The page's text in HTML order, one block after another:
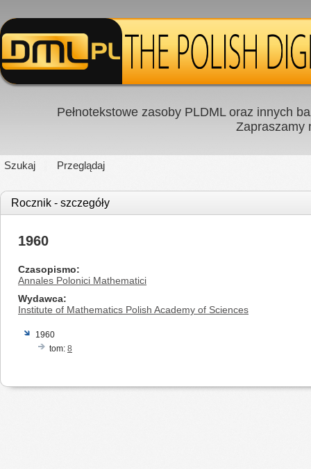
Pełnotekstowe zasoby PLDML oraz innych
Zapraszamy
Szukaj Przeglądaj
Rocznik - szczegóły
1960
Czasopismo
Annales Polonici Mathematici
Wydawca
Institute of Mathematics Polish Academy of Sciences
1960
tom: 8